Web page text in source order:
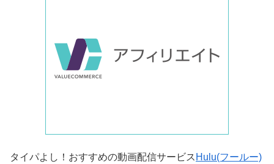
タイパよし！おすすめの動画配信サービス Hulu(フールー)